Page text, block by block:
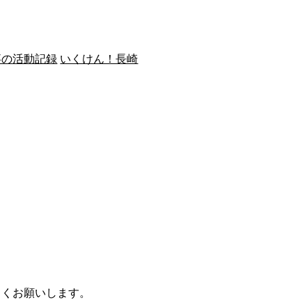
活動記録 いくけん！長崎
お願いします。